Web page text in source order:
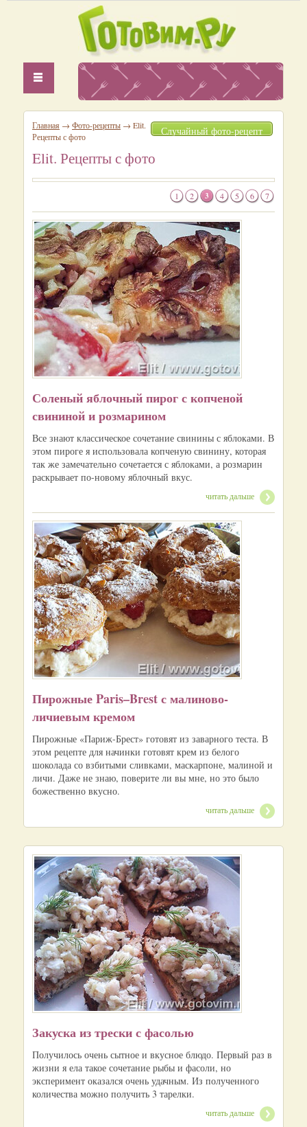
Случайный фото-рецепт
Главная → Фото-рецепты → Elit.
Рецепты с фото
Elit. Рецепты с фото
1 2 3 4 5 6 7
Соленый яблочный пирог с копченой
свининой и розмарином
Все знают классическое сочетание свинины с яблоками. В
этом пироге я использовала копченую свинину, которая
так же замечательно сочетается с яблоками, а розмарин
раскрывает по-новому яблочный вкус.
читать дальше
Пирожные Paris–Brest с малиново-
личиевым кремом
Пирожные «Париж-Брест» готовят из заварного теста. В
этом рецепте для начинки готовят крем из белого
шоколада со взбитыми сливками, маскарпоне, малиной и
личи. Даже не знаю, поверите ли вы мне, но это было
божественно вкусно.
читать дальше
Закуска из трески с фасолью
Получилось очень сытное и вкусное блюдо. Первый раз в
жизни я ела такое сочетание рыбы и фасоли, но
эксперимент оказался очень удачным. Из полученного
количества можно получить 3 тарелки.
читать дальше